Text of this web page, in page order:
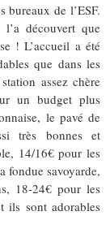
bureaux de l’ESF.
découvert que
! L’accueil a été
que dans les
assez chère
un budget plus
le pavé de
très bonnes et
14/16€ pour les
fondue savoyarde,
18-24€ pour les
ils sont adorables